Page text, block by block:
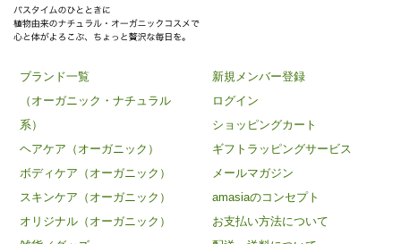
ブランド一覧
（オーガニック・ナチュラル
系）
ヘアケア（オーガニック）
ボディケア（オーガニック）
スキンケア（オーガニック）
オリジナル（オーガニック）
新規メンバー登録
ログイン
ショッピングカート
ギフトラッピングサービス
メールマガジン
amasiaのコンセプト
お支払い方法について